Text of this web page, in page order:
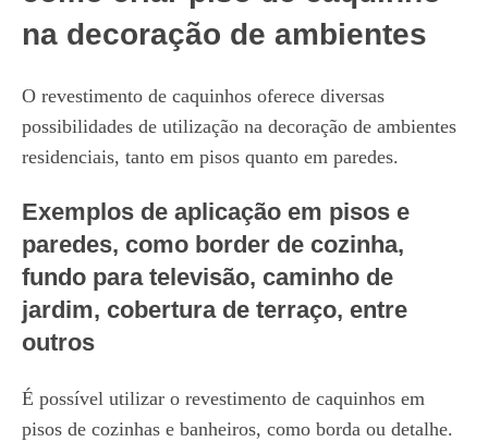
na decoração de ambientes
O revestimento de caquinhos oferece diversas
possibilidades de utilização na decoração de ambientes
residenciais, tanto em pisos quanto em paredes.
Exemplos de aplicação em pisos e
paredes, como border de cozinha,
fundo para televisão, caminho de
jardim, cobertura de terraço, entre
outros
É possível utilizar o revestimento de caquinhos em
pisos de cozinhas e banheiros, como borda ou detalhe.